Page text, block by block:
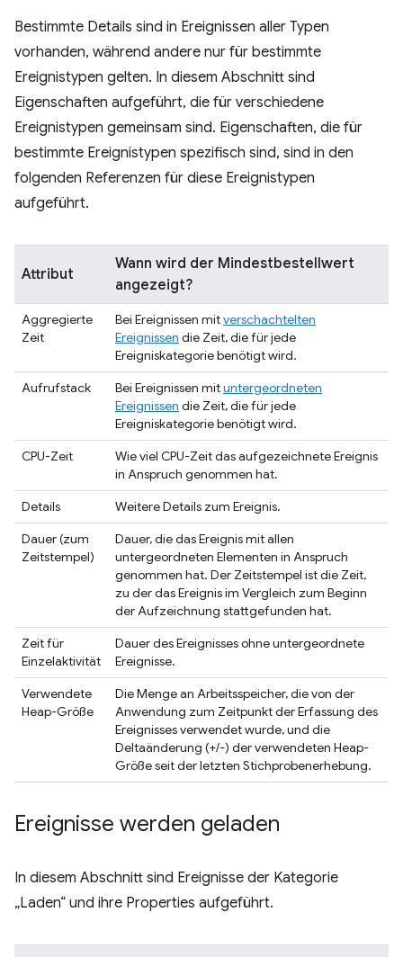
Bestimmte Details sind in Ereignissen aller Typen
vorhanden, während andere nur für bestimmte
Ereignistypen gelten. In diesem Abschnitt sind
Eigenschaften aufgeführt, die für verschiedene
Ereignistypen gemeinsam sind. Eigenschaften, die für
bestimmte Ereignistypen spezifisch sind, sind in den
folgenden Referenzen für diese Ereignistypen
aufgeführt.
Attribut
Wann wird der Mindestbestellwert
angezeigt?
Aggregierte
Zeit
Bei Ereignissen mitverschachtelten
Ereignissen die Zeit, die für jede
Ereigniskategorie benötigt wird.
Aufrufstack
Bei Ereignissen mituntergeordneten
Ereignissen die Zeit, die für jede
Ereigniskategorie benötigt wird.
CPU-Zeit
Wie viel CPU-Zeit das aufgezeichnete Ereignis
in Anspruch genommen hat.
Details
Weitere Details zum Ereignis.
Dauer (zum
Zeitstempel)
Dauer, die das Ereignis mit allen
untergeordneten Elementen in Anspruch
genommen hat. Der Zeitstempel ist die Zeit,
zu der das Ereignis im Vergleich zum Beginn
der Aufzeichnung stattgefunden hat.
Zeit für
Einzelaktivität
Dauer des Ereignisses ohne untergeordnete
Ereignisse.
Verwendete
Heap-Größe
Die Menge an Arbeitsspeicher, die von der
Anwendung zum Zeitpunkt der Erfassung des
Ereignisses verwendet wurde, und die
Deltaänderung (+/-) der verwendeten Heap-
Größe seit der letzten Stichprobenerhebung.
Ereignisse werden geladen
In diesem Abschnitt sind Ereignisse der Kategorie
„Laden“ und ihre Properties aufgeführt.